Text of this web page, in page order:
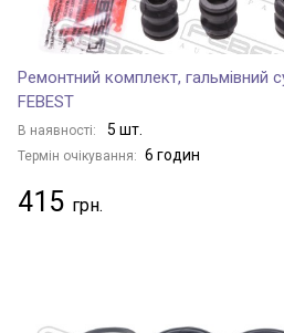
Ремонтний комплект, гальмівний
FEBEST
В наявності: 5 шт.
Термін очікування: 6 годин
415